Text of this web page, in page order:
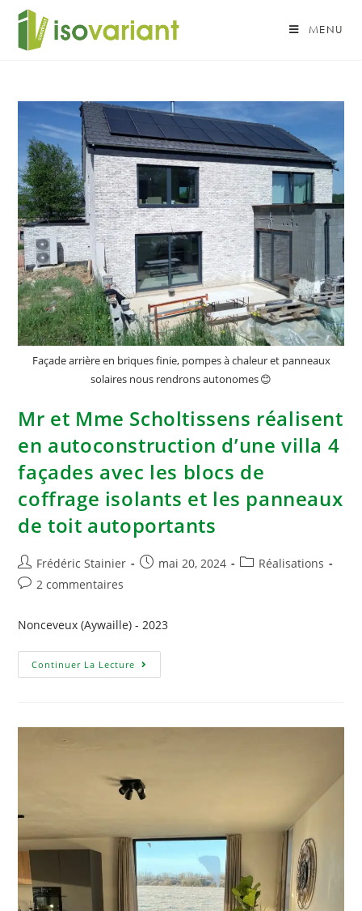
MENU
Façade arrière en briques finie, pompes à chaleur et panneaux
solaires nous rendrons autonomes 😊
Mr et Mme Scholtissens réalisent
en autoconstruction d’une villa 4
façades avec les blocs de
coffrage isolants et les panneaux
de toit autoportants
Frédéric Stainier mai 20, 2024
Réalisations
2 commentaires
Nonceveux (Aywaille) - 2023
Continuer La Lecture